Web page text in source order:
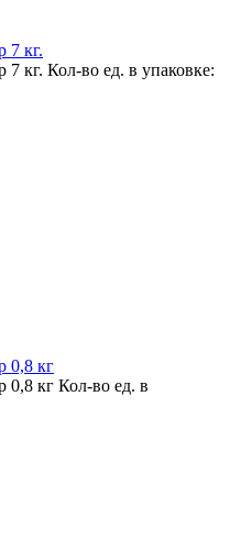
кг.
кг. Кол-во ед. в упаковке:
0,8 кг
0,8 кг Кол-во ед. в